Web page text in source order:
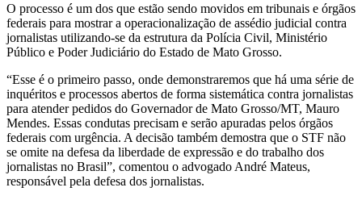
O processo é um dos que estão sendo movidos em tribunais e órgãos
federais para mostrar a operacionalização de assédio judicial contra
jornalistas utilizando-se da estrutura da Polícia Civil, Ministério
Público e Poder Judiciário do Estado de Mato Grosso.
“Esse é o primeiro passo, onde demonstraremos que há uma série de
inquéritos e processos abertos de forma sistemática contra jornalistas
para atender pedidos do Governador de Mato Grosso/MT, Mauro
Mendes. Essas condutas precisam e serão apuradas pelos órgãos
federais com urgência. A decisão também demostra que o STF não
se omite na defesa da liberdade de expressão e do trabalho dos
jornalistas no Brasil”, comentou o advogado André Mateus,
responsável pela defesa dos jornalistas.